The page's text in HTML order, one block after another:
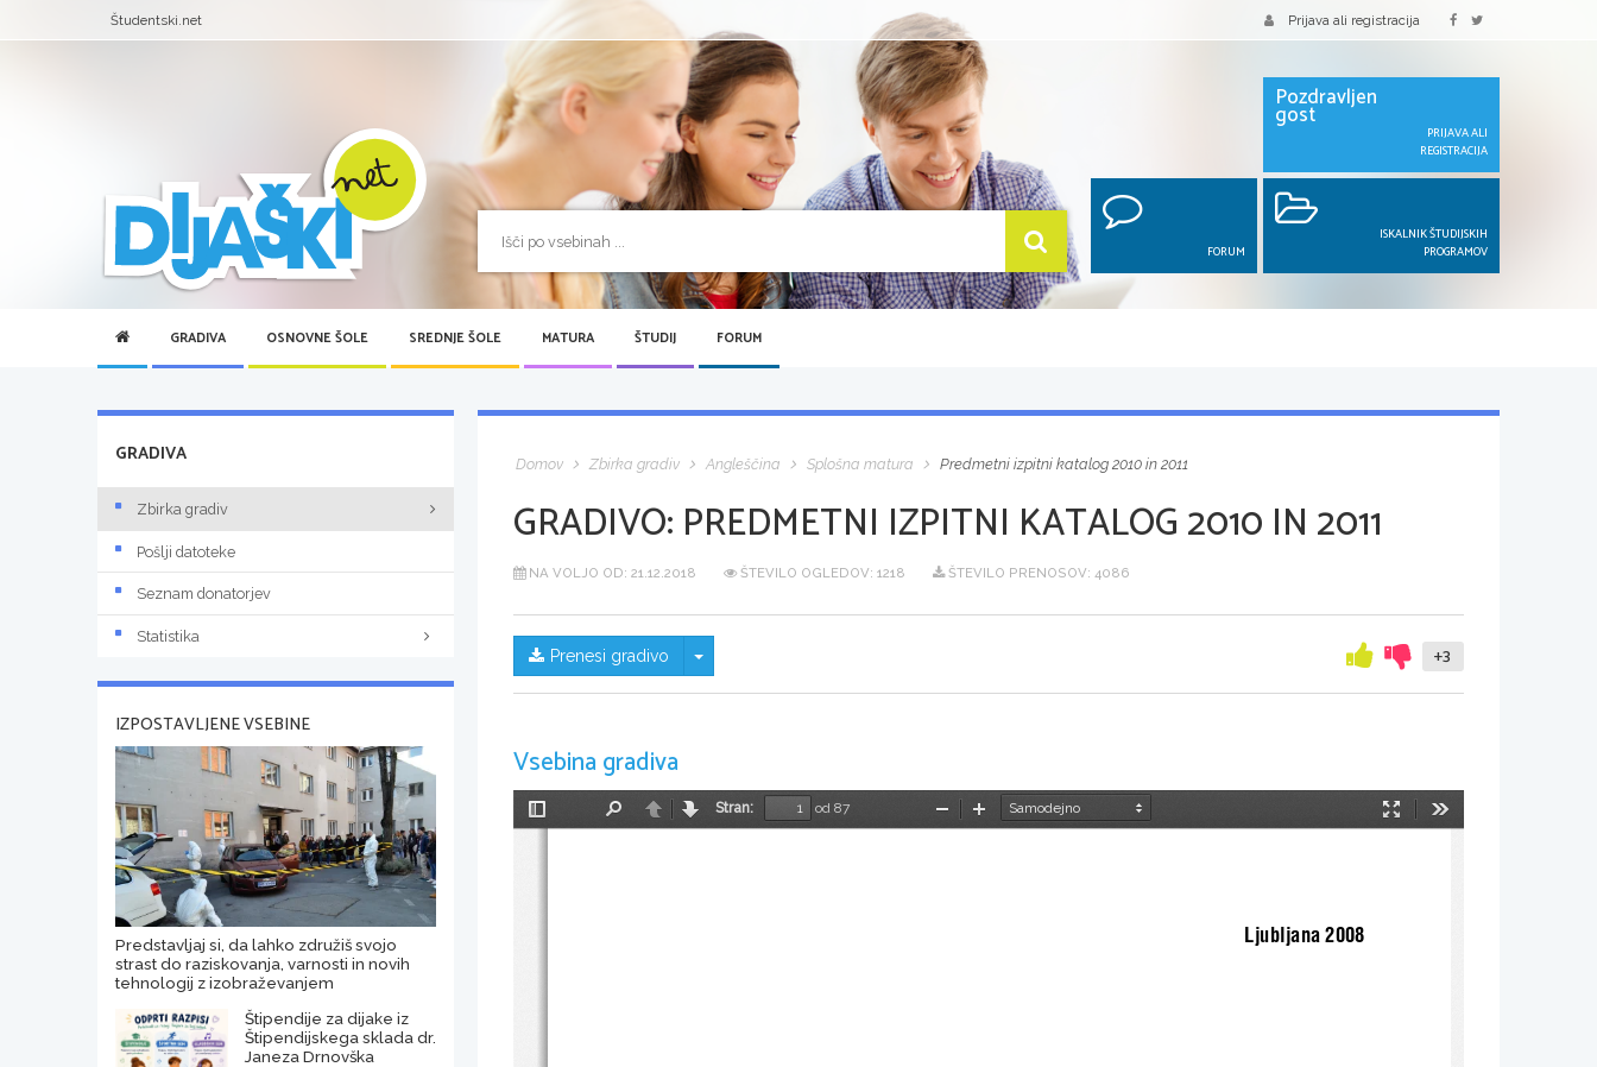
Študentski.net Prijava ali registracija
Pozdravljen
gost
PRIJAVA ALI
REGISTRACIJA
FORUM
ISKALNIK ŠTUDIJSKIH
PROGRAMOV
GRADIVA OSNOVNE ŠOLE SREDNJE ŠOLE MATURA ŠTUDIJ FORUM
Domov Zbirka gradiv Angleščina Splošna matura Predmetni izpitni katalog 2010 in 2011
GRADIVO: PREDMETNI IZPITNI KATALOG 2010 IN 2011
NA VOLJO OD: 21.12.2018 ŠTEVILO OGLEDOV: 1218 ŠTEVILO PRENOSOV: 4086
Prenesi gradivo Skrij/prikaži meni +3
Vsebina gradiva
Preklopi
NazajNaprej
Stran:
od 87
Način
PomanjšajPovečaj
Ljubljana 2008
GRADIVA
Zbirka gradiv
Pošlji datoteke
Seznam donatorjev
Statistika
IZPOSTAVLJENE VSEBINE
Predstavljaj si, da lahko združiš svojo
strast do raziskovanja, varnosti in novih
tehnologij z izobraževanjem
Štipendije za dijake iz
Štipendijskega sklada dr.
Janeza Drnovška